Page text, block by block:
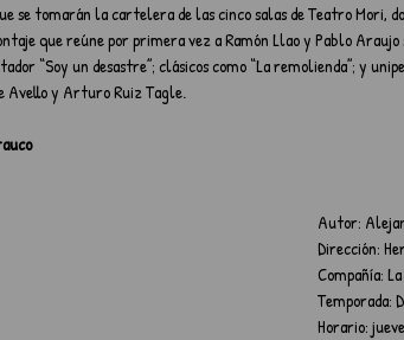
se tomarán la cartelera de las cinco salas de Teatro Mori,
que reúne por primera vez a Ramón Llao y Pablo
“Soy un desastre”; clásicos como “La remolienda”; y
Avello y Arturo Ruiz Tagle.
Autor:
Dirección:
Compañía:
Temporada:
Horario: